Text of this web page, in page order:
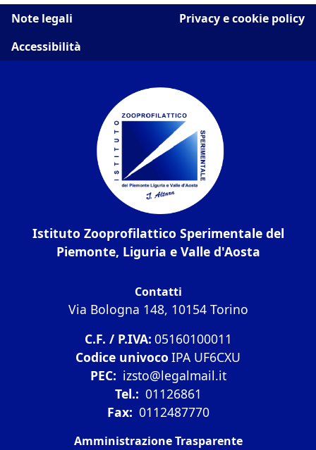
Note legali
Privacy e cookie policy
Accessibilità
Istituto Zooprofilattico Sperimentale del
Piemonte, Liguria e Valle d'Aosta
Contatti
Via Bologna 148, 10154 Torino
C.F. / P.IVA: 05160100011
Codice univoco IPA UF6CXU
PEC: izsto@legalmail.it
Tel.: 01126861
Fax: 0112487770
Amministrazione Trasparente